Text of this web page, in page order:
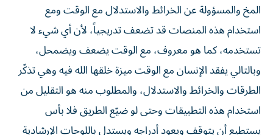
المخ والمسؤولة عن الخرائط والاستدلال مع الوقت ومع
استخدام هذه المنصات قد تضعف تدريجياً، لأن أي شيء لا
تستخدمه، كما هو معروف، مع الوقت يضعف ويضمحل،
وبالتالي يفقد الإنسان مع الوقت ميزة خلقها الله فيه وهي تذكّر
الطرقات والخرائط والاستدلال، والمطلوب منه هو التقليل من
استخدام هذه التطبيقات وحتى لو ضيّع الطريق فلا بأس